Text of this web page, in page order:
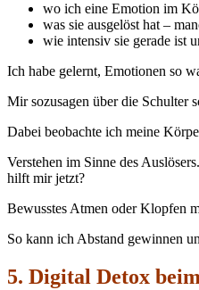
wo ich eine Emotion im
was sie ausgelöst hat –
wie intensiv sie gerade ist
Ich habe gelernt, Emotionen so
Mir sozusagen über die Schulter
Dabei beobachte ich meine
Verstehen im Sinne des
hilft mir jetzt?
Bewusstes Atmen oder Klopfen
So kann ich Abstand gewinnen
5. Digital Detox